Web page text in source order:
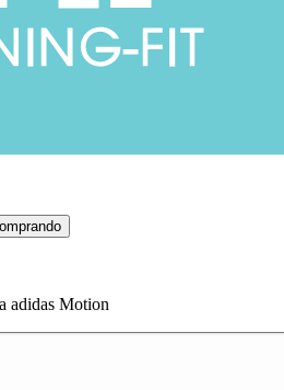
adidas Motion